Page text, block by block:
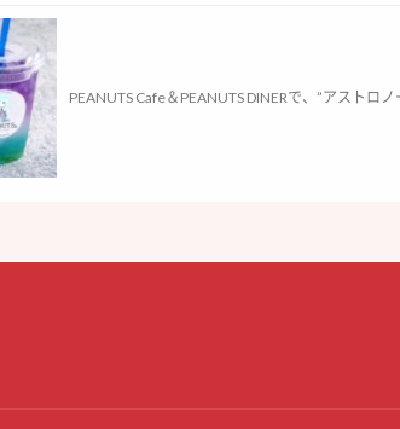
PEANUTS Cafe＆PEANUTS DINERで、”アストロ